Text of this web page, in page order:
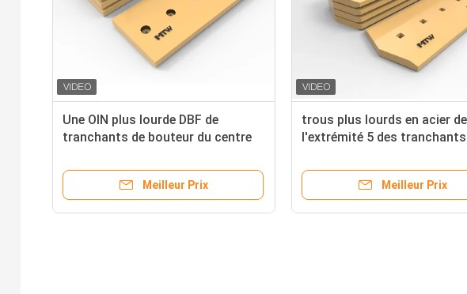
Une OIN plus lourde DBF de
tranchants de bouteur du centre
Meilleur Prix
trous plus lourds en acier de
l'extrémité 5 des tranchants
Meilleur Prix